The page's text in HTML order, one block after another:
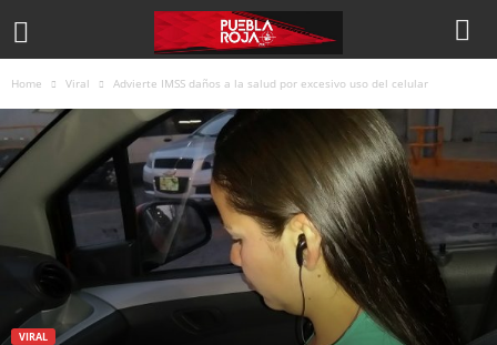
Home Viral Advierte IMSS daños a la salud por excesivo uso del celular
VIRAL